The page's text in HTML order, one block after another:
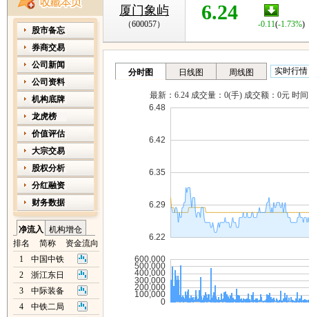
股市备忘
券商交易
公司新闻
公司资料
机构底牌
龙虎榜
价值评估
大宗交易
股权分析
分红融资
财务数据
净流入
机构增仓
排名
简称
资金流向
1
中国中铁
2
浙江东日
3
中际装备
4
中铁二局
厦门象屿
（600057）
6.24
-0.11(-1.73%)